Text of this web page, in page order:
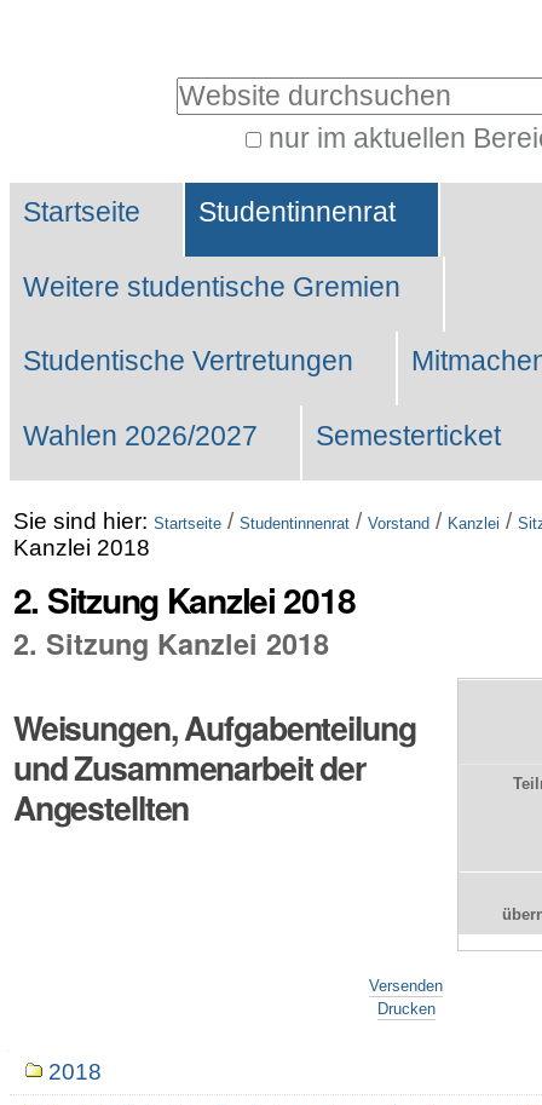
Website durchsuchen
nur im aktuellen
Suche…
Sektionen
Startseite Studentinnenrat
Weitere studentische Gremien
Studentische Vertretungen
Wahlen 2026/2027 Semesterticket
Sie sind hier: Startseite / Studentinnenrat / Vorstand / Kanzlei /
Kanzlei 2018
2. Sitzung Kanzlei 2018
2. Sitzung Kanzlei 2018
Weisungen, Aufgabenteilung
und Zusammenarbeit der
Angestellten
Versenden
Drucken
Navigation
2018